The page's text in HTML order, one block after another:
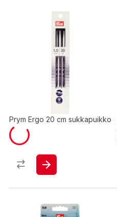
Prym Ergo 20 cm sukkapuikko